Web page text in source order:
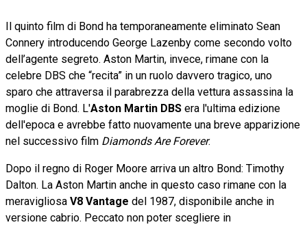
Il quinto film di Bond ha temporaneamente eliminato Sean
Connery introducendo George Lazenby come secondo volto
dell’agente segreto. Aston Martin, invece, rimane con la
celebre DBS che “recita” in un ruolo davvero tragico, uno
sparo che attraversa il parabrezza della vettura assassina la
moglie di Bond. L'Aston Martin DBS era l'ultima edizione
dell'epoca e avrebbe fatto nuovamente una breve apparizione
nel successivo film Diamonds Are Forever.
Dopo il regno di Roger Moore arriva un altro Bond: Timothy
Dalton. La Aston Martin anche in questo caso rimane con la
meravigliosa V8 Vantage del 1987, disponibile anche in
versione cabrio. Peccato non poter scegliere in